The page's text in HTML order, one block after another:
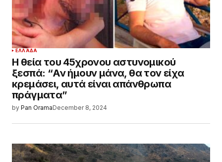
ΕΛΛΆΔΑ
Η θεία του 45χρονου αστυνομικού
ξεσπά: “Αν ήμουν μάνα, θα τον είχα
κρεμάσει, αυτά είναι απάνθρωπα
πράγματα”
by Pan OramaDecember 8, 2024